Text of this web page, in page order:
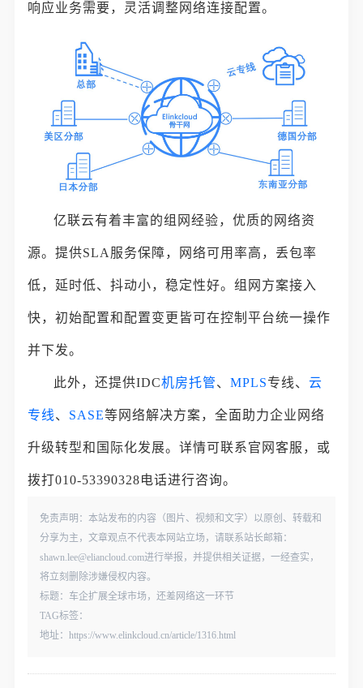
响应业务需要，灵活调整网络连接配置。
亿联云有着丰富的组网经验，优质的网络资
源。提供SLA服务保障，网络可用率高，丢包率
低，延时低、抖动小，稳定性好。组网方案接入
快，初始配置和配置变更皆可在控制平台统一操作
并下发。
此外，还提供IDC机房托管、MPLS专线、云
专线、 SASE等网络解决方案，全面助力企业网络
升级转型和国际化发展。详情可联系官网客服，或
拨打010-53390328电话进行咨询。
免责声明：本站发布的内容（图片、视频和文字）以原创、转载和
分享为主，文章观点不代表本网站立场，请联系站长邮箱：
shawn.lee@eliancloud.com进行举报，并提供相关证据，一经查实，
将立刻删除涉嫌侵权内容。
标题：车企扩展全球市场，还差网络这一环节
TAG标签：
地址：https://www.elinkcloud.cn/article/1316.html